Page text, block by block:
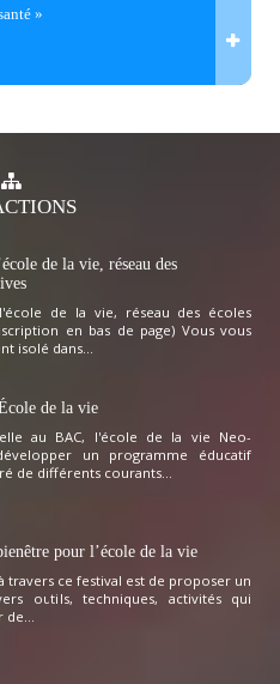
»
de la vie, réseau des
de la vie, réseau des écoles
en bas de page) Vous vous
isolé dans...
de la vie
au BAC, l'école de la vie Neo-
un programme éducatif
de différents courants...
pour l’école de la vie
travers ce festival est de proposer un
outils, techniques, activités qui
de...